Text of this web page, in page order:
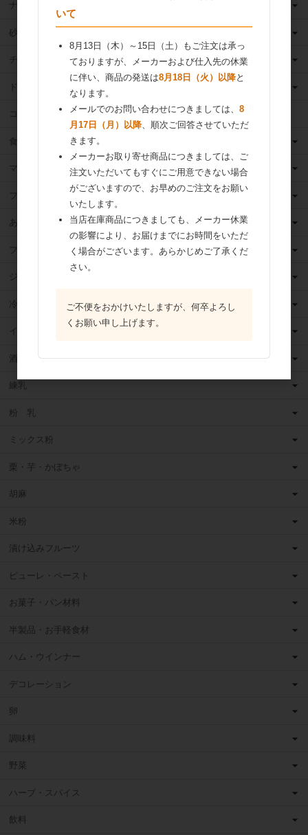
ナッツ
砂糖
チョコレート
ドライフルーツ
ココア
食用油
マーガリン
フィリング
あんこ
フルーツ（果物）缶詰
ジャム
冷凍フルーツ
イースト・酵母
酒類
練乳
粉 乳
ミックス粉
栗・芋・かぼちゃ
胡麻
米粉
漬け込みフルーツ
ピューレ・ペースト
お菓子・パン材料
半製品・お手軽食材
ハム・ウインナー
デコレーション
卵
調味料
野菜
ハーブ・スパイス
飲料
いて
8月13日（木）～15日（土）もご注文は承っ
ておりますが、メーカーおよび仕入先の休業
に伴い、商品の発送は8月18日（火）以降と
なります。
メールでのお問い合わせにつきましては、 8
月17日（月）以降、順次ご回答させていただ
きます。
メーカーお取り寄せ商品につきましては、ご
注文いただいてもすぐにご用意できない場合
がございますので、お早めのご注文をお願い
いたします。
当店在庫商品につきましても、メーカー休業
の影響により、お届けまでにお時間をいただ
く場合がございます。あらかじめご了承くだ
さい。
ご不便をおかけいたしますが、何卒よろし
くお願い申し上げます。